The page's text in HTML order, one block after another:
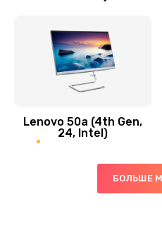
450
Ремонт цепей
Lenovo 50a (4th Gen,
24, Intel)
БОЛЬШЕ